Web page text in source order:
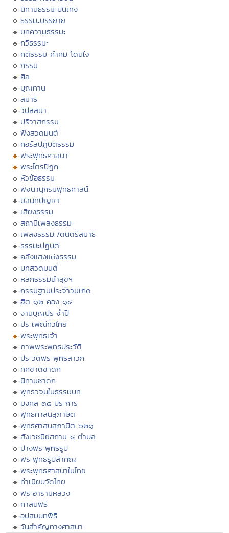
นิทานธรรมะบันเทิง
ธรรมะบรรยาย
บทความธรรมะ
กวีธรรมะ
คติธรรม คำคม โดนใจ
กรรม
ศีล
บุญทาน
สมาธิ
วิปัสสนา
ปริวาสกรรม
ฟังสวดมนต์
คอร์สปฏิบัติธรรม
พระพุทธศาสนา
พระไตรปิฏก
หัวข้อธรรม
พจนานุกรมพุทธศาสน์
มิลินทปัญหา
เสียงธรรม
สถานีเพลงธรรมะ
เพลงธรรมะ/ดนตรีสมาธิ
ธรรมะปฏิบัติ
คลังแสงแห่งธรรม
บทสวดมนต์
หลักธรรมนำสุขฯ
กรรมฐานประจำวันเกิด
ฮีต ๑๒ คอง ๑๔
งานบุญประจำปี
ประเพณีทั่วไทย
พระพุทธเจ้า
ภาพพระพุทธประวัติ
ประวัติพระพุทธสาวก
ทศชาติชาดก
นิทานชาดก
พุทธวจนในธรรมบท
มงคล ๓๘ ประการ
พุทธศาสนสุภาษิต
พุทธศาสนสุภาษิต ๖๒๑
สังเวชนียสถาน ๔ ตำบล
ปางพระพุทธรูป
พระพุทธรูปสำคัญ
พระพุทธศาสนาในไทย
ทำเนียบวัดไทย
พระอารามหลวง
ศาสนพิธี
อุปสมบทพิธี
วันสำคัญทางศาสนา